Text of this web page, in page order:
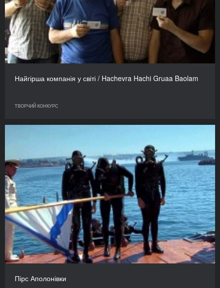
Найгірша компанія у світі / Hachevra Hachi Gruaa Baolam
ТВОРЧИЙ КОНКУРС
Пірс Аполонівки